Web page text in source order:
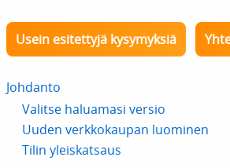
Usein esitettyjä kysymyksiä
Johdanto
Valitse haluamasi versio
Uuden verkkokaupan luominen
Tilin yleiskatsaus